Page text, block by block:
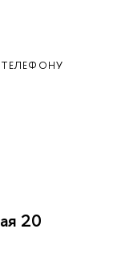
20